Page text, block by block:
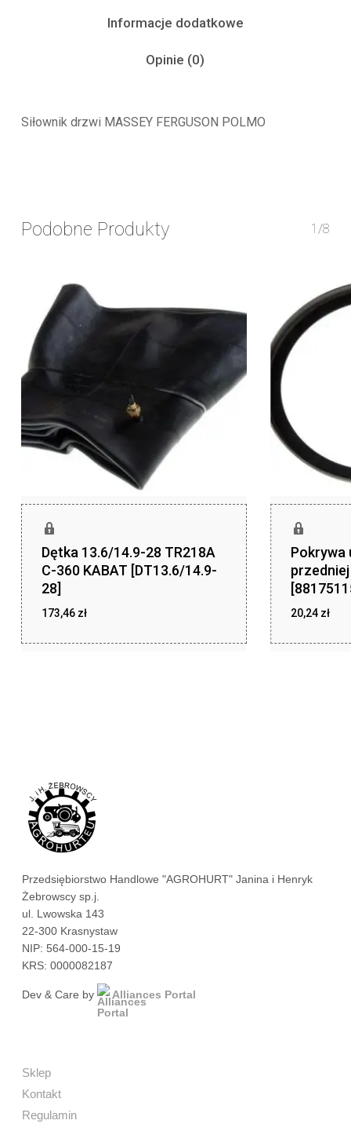
Informacje dodatkowe
Opinie (0)
Siłownik drzwi MASSEY FERGUSON POLMO
Podobne Produkty 1/8
Dętka 13.6/14.9-28 TR218A
C-360 KABAT [DT13.6/14.9-
28]
173,46 zł
Pokrywa
20,24 zł
Przedsiębiorstwo Handlowe "AGROHURT" Janina i Henryk
Żebrowscy sp.j.
ul. Lwowska 143
22-300 Krasnystaw
NIP: 564-000-15-19
KRS: 0000082187
Dev & Care by Alliances Portal
Sklep
Kontakt
Regulamin